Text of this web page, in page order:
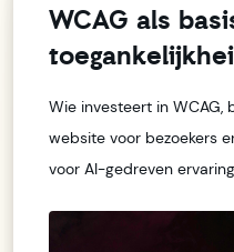
WCAG als
Wie investeert in WCAG,
website voor bezoekers
voor AI-gedreven